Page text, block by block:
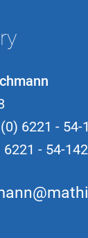
6221 - 54-
6221 - 54-